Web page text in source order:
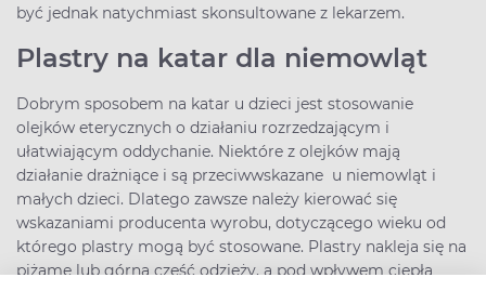
być jednak natychmiast skonsultowane z lekarzem.
Plastry na katar dla niemowląt
Dobrym sposobem na katar u dzieci jest stosowanie
olejków eterycznych o działaniu rozrzedzającym i
ułatwiającym oddychanie. Niektóre z olejków mają
działanie drażniące i są przeciwwskazane u niemowląt i
małych dzieci. Dlatego zawsze należy kierować się
wskazaniami producenta wyrobu, dotyczącego wieku od
którego plastry mogą być stosowane. Plastry nakleja się na
piżamę lub górną część odzieży, a pod wpływem ciepła